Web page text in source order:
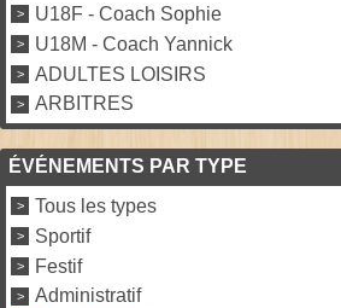
U18F - Coach Sophie
U18M - Coach Yannick
ADULTES LOISIRS
ARBITRES
ÉVÉNEMENTS PAR TYPE
Tous les types
Sportif
Festif
Administratif